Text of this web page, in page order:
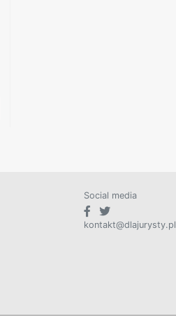
Social media
kontakt@dlajurysty.pl